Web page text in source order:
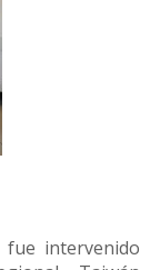
fue intervenido